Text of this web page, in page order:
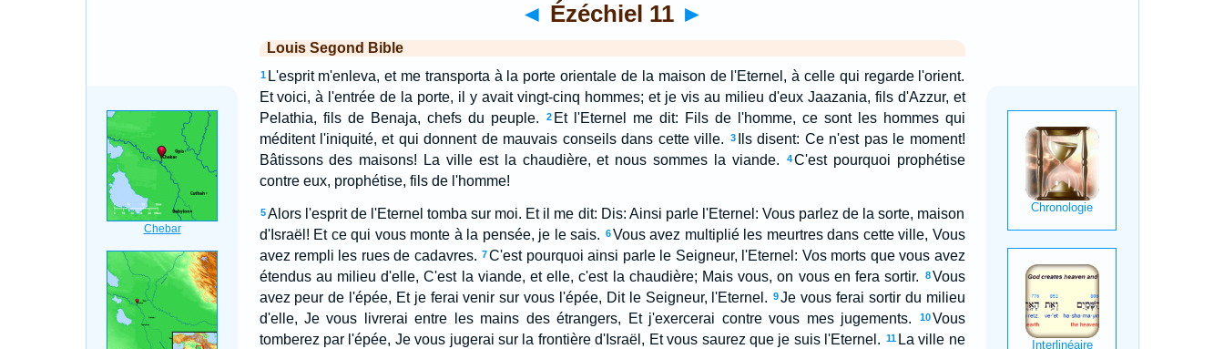
◄ Ézéchiel 11 ►
Louis Segond Bible
1 L'esprit m'enleva, et me transporta à la porte orientale de la maison de l'Eternel, à celle qui regarde l'orient.
Et voici, à l'entrée de la porte, il y avait vingt-cinq hommes; et je vis au milieu d'eux Jaazania, fils d'Azzur, et
Pelathia, fils de Benaja, chefs du peuple.
2 Et l'Eternel me dit: Fils de l'homme, ce sont les hommes qui
méditent l'iniquité, et qui donnent de mauvais conseils dans cette ville.
3
Ils disent: Ce n'est pas le moment!
Bâtissons des maisons! La ville est la chaudière, et nous sommes la viande.
4C'est pourquoi prophétise
contre eux, prophétise, fils de l'homme!
5 Alors l'esprit de l'Eternel tomba sur moi. Et il me dit: Dis: Ainsi parle l'Eternel: Vous parlez de la sorte, maison
d'Israël! Et ce qui vous monte à la pensée, je le sais. 6 Vous avez multiplié les meurtres dans cette ville, Vous
avez rempli les rues de cadavres. 7C'est pourquoi ainsi parle le Seigneur, l'Eternel: Vos morts que vous avez
étendus au milieu d'elle, C'est la viande, et elle, c'est la chaudière; Mais vous, on vous en fera sortir.
8 Vous
avez peur de l'épée, Et je ferai venir sur vous l'épée, Dit le Seigneur, l'Eternel.
9Je vous ferai sortir du milieu
d'elle, Je vous livrerai entre les mains des étrangers, Et j'exercerai contre vous mes jugements.
10 Vous
tomberez par l'épée, Je vous jugerai sur la frontière d'Israël, Et vous saurez que je suis l'Eternel. 11 La ville ne